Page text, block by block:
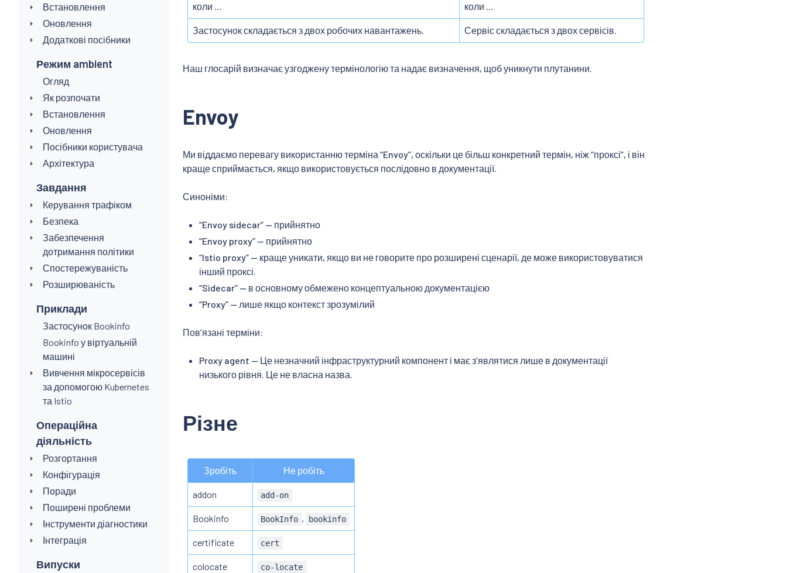
Встановлення
Оновлення
Додаткові посібники
Режим ambient
Огляд
Як розпочати
Встановлення
Оновлення
Посібники користувача
Архітектура
Завдання
Керування трафіком
Безпека
Забезпечення
дотримання політики
Спостережуваність
Розширюваність
Приклади
Застосунок Bookinfo
Bookinfo у віртуальній
машині
Вивчення мікросервісів
за допомогою Kubernetes
та Istio
Операційна
діяльність
Розгортання
Конфігурація
Поради
Поширені проблеми
Інструменти діагностики
Інтеграція
Випуски
коли …
коли …
Застосунок складається з двох робочих навантажень. Сервіс складається з двох сервісів.
Наш глосарій визначає узгоджену термінологію та надає визначення, щоб уникнути плутанини.
Envoy
Ми віддаємо перевагу використанню терміна “Envoy”, оскільки це більш конкретний термін, ніж “проксі”, і він
краще сприймається, якщо використовується послідовно в документації.
Синоніми:
“Envoy sidecar” — прийнятно
“Envoy proxy” — прийнятно
“Istio proxy” — краще уникати, якщо ви не говорите про розширені сценарії, де може використовуватися
інший проксі.
“Sidecar” — в основному обмежено концептуальною документацією
“Proxy” — лише якщо контекст зрозумілий
Пов’язані терміни:
Proxy agent — Це незначний інфраструктурний компонент і має з’являтися лише в документації
низького рівня. Це не власна назва.
Різне
Зробіть Не робіть
addon add-on
Bookinfo BookInfo , bookinfo
certificate cert
colocate co-locate